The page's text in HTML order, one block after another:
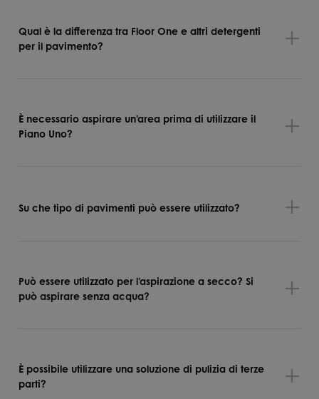
Qual è la differenza tra Floor One e altri detergenti
per il pavimento?
È necessario aspirare un'area prima di utilizzare il
Piano Uno?
Su che tipo di pavimenti può essere utilizzato?
Può essere utilizzato per l'aspirazione a secco? Si
può aspirare senza acqua?
È possibile utilizzare una soluzione di pulizia di terze
parti?